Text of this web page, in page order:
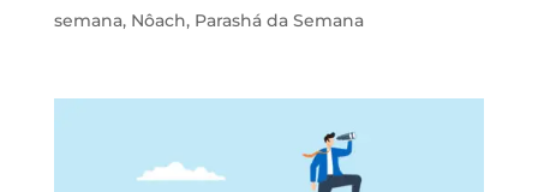
semana, Nôach, Parashá da Semana